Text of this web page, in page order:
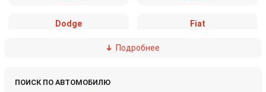
Dodge Fiat
Honda
Подробнее
ПОИСК ПО АВТОМОБИЛЮ